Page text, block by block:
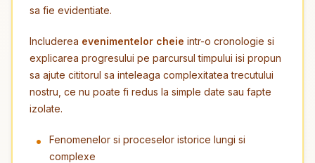
sa fie evidentiate.
Includerea evenimentelor cheie intr-o cronologie si
explicarea progresului pe parcursul timpului isi propun
sa ajute cititorul sa inteleaga complexitatea trecutului
nostru, ce nu poate fi redus la simple date sau fapte
izolate.
Fenomenelor si proceselor istorice lungi si
complexe